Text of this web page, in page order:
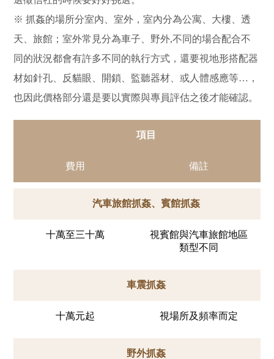
※ 抓姦的場所分室內、室外，室內分為公寓、大樓、透
天、旅館；室外常見分為車子、野外,不同的場合配合不
同的狀況都會有許多不同的執行方式，還要視地形搭配器
材如針孔、反貓眼、開鎖、監聽器材、或人體感應等…，
也因此價格部分還是要以實際與專員評估之後才能確認。
項目
費用 備註
汽車旅館抓姦、賓館抓姦
十萬至三十萬
視賓館與汽車旅館地區
類型不同
車震抓姦
十萬元起 視場所及頻率而定
野外抓姦